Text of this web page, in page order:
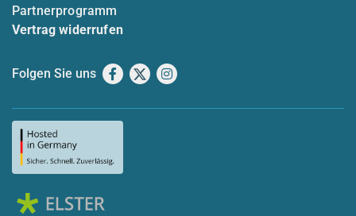
Partnerprogramm
Vertrag widerrufen
Folgen Sie uns Facebook
X Instagram